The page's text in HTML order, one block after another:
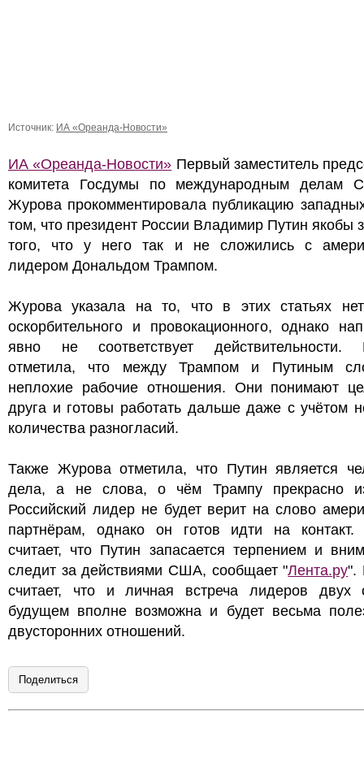
Источник: ИА «Ореанда-Новости»
ИА «Ореанда-Новости» Первый заместитель
комитета Госдумы по международным делам
Журова прокомментировала публикацию
том, что президент России Владимир Путин якобы
того, что у него так и не сложились с
лидером Дональдом Трампом.
Журова указала на то, что в этих статьях
оскорбительного и провокационного, однако
явно не соответствует действительности.
отметила, что между Трампом и Путиным
неплохие рабочие отношения. Они понимают
друга и готовы работать дальше даже с учётом
количества разногласий.
Также Журова отметила, что Путин является
дела, а не слова, о чём Трампу прекрасно
Российский лидер не будет верит на слово
партнёрам, однако он готов идти на
считает, что Путин запасается терпением и
следит за действиями США, сообщает "Лента.ру".
считает, что и личная встреча лидеров двух
будущем вполне возможна и будет весьма
двусторонних отношений.
Поделиться